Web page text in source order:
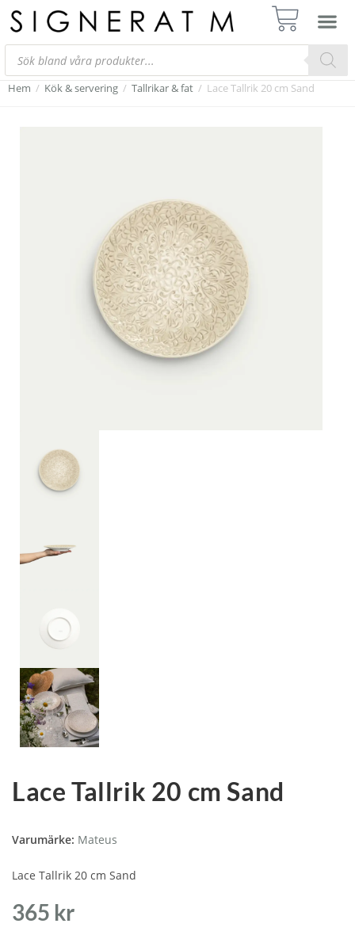
Hem / Kök & servering / Tallrikar & fat / Lace Tallrik 20 cm Sand
Lace Tallrik 20 cm Sand
Varumärke: Mateus
Lace Tallrik 20 cm Sand
365 kr